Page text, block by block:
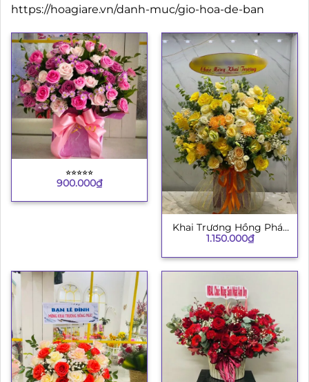
https://hoagiare.vn/danh-muc/gio-hoa-de-ban
⭐︎⭐︎⭐︎⭐︎⭐︎
900.000₫
Khai Trương Hồng Phát
8
1.150.000₫